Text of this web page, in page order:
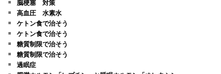
脳梗塞 対策
高血圧 水素水
ケトン食で治そう
ケトン食で治そう
糖質制限で治そう
糖質制限で治そう
過眠症